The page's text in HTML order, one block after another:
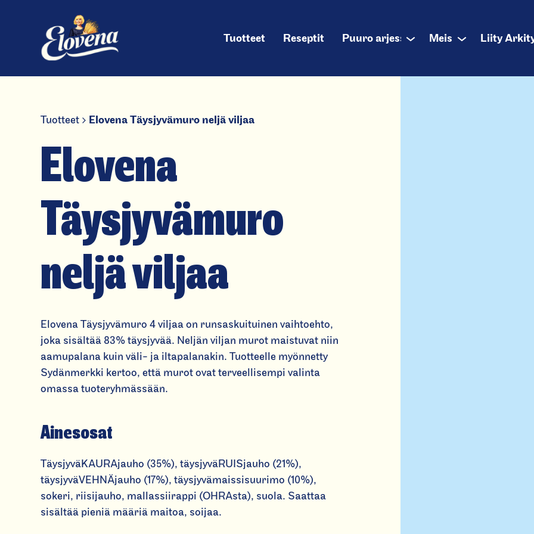
Tuotteet Reseptit Puuro arjessaSub MeistäSub Liity
Tuotteet Elovena Täysjyvämuro neljä viljaa
Elovena
Täysjyvämuro
neljä viljaa
Elovena Täysjyvämuro 4 viljaa on runsaskuituinen vaihtoehto,
joka sisältää 83% täysjyvää. Neljän viljan murot maistuvat niin
aamupalana kuin väli- ja iltapalanakin. Tuotteelle myönnetty
Sydänmerkki kertoo, että murot ovat terveellisempi valinta
omassa tuoteryhmässään.
Ainesosat
TäysjyväKAURAjauho (35%), täysjyväRUISjauho (21%),
täysjyväVEHNÄjauho (17%), täysjyvämaissisuurimo (10%),
sokeri, riisijauho, mallassiirappi (OHRAsta), suola. Saattaa
sisältää pieniä määriä maitoa, soijaa.